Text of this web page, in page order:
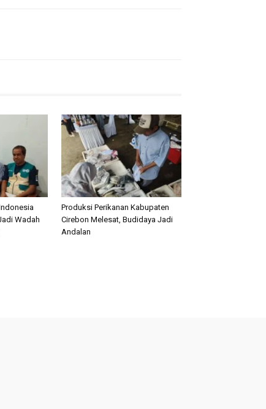
Wadah
Produksi Perikanan Kabupaten
Cirebon Melesat, Budidaya Jadi
Andalan